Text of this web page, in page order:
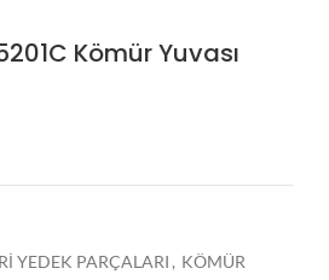
Kömür Yuvası
YEDEK PARÇALARI , KÖMÜR